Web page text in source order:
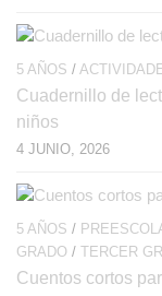
5 AÑOS /
Cuadernillo de
niños
4 JUNIO, 2026
5 AÑOS /
GRADO / TERCER
Cuentos cortos